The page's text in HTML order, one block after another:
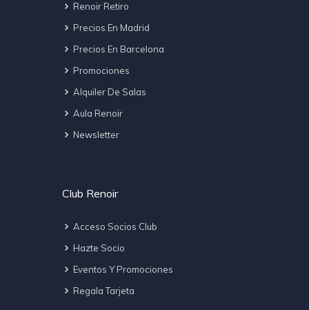
Renoir Retiro
Precios En Madrid
Precios En Barcelona
Promociones
Alquiler De Salas
Aula Renoir
Newsletter
Club Renoir
Acceso Socios Club
Hazte Socio
Eventos Y Promociones
Regala Tarjeta